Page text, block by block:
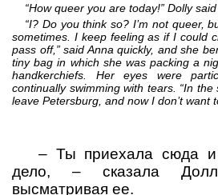
“How queer you are today!” Dolly said
“I? Do you think so? I’m not queer,
sometimes. I keep feeling as if I could
pass off,” said Anna quickly, and she
tiny bag in which she was packing a
handkerchiefs. Her eyes were
continually swimming with tears. “In the
leave Petersburg, and now I don’t want
– Ты приехала сюда
дело,
– сказала
высматривая ее.